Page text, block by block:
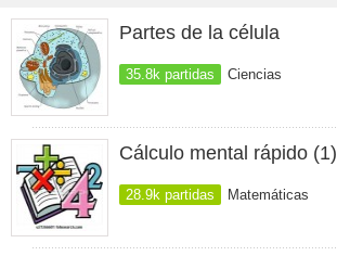
Partes de la célula
35.8k partidas Ciencias
Cálculo mental rápido (1)
28.9k partidas Matemáticas